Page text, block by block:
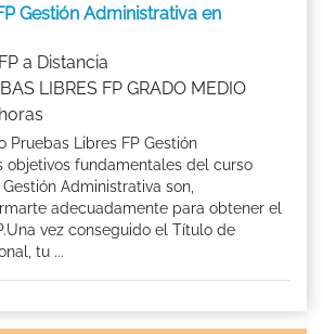
Gestión Administrativa en
a Distancia
LIBRES FP GRADO MEDIO
Pruebas Libres FP Gestión
objetivos fundamentales del curso
Administrativa son,
adecuadamente para obtener el
vez conseguido el Título de
tu ...